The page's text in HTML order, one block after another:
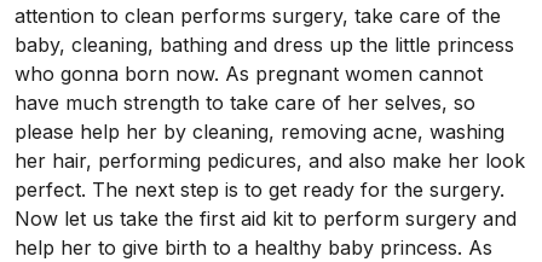
attention to clean performs surgery, take care of the
baby, cleaning, bathing and dress up the little princess
who gonna born now. As pregnant women cannot
have much strength to take care of her selves, so
please help her by cleaning, removing acne, washing
her hair, performing pedicures, and also make her look
perfect. The next step is to get ready for the surgery.
Now let us take the first aid kit to perform surgery and
help her to give birth to a healthy baby princess. As